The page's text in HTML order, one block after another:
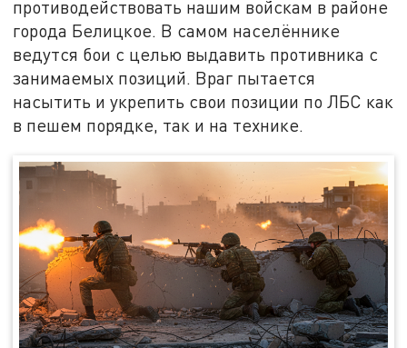
противодействовать нашим войскам в районе
города Белицкое. В самом населённике
ведутся бои с целью выдавить противника с
занимаемых позиций. Враг пытается
насытить и укрепить свои позиции по ЛБС как
в пешем порядке, так и на технике.